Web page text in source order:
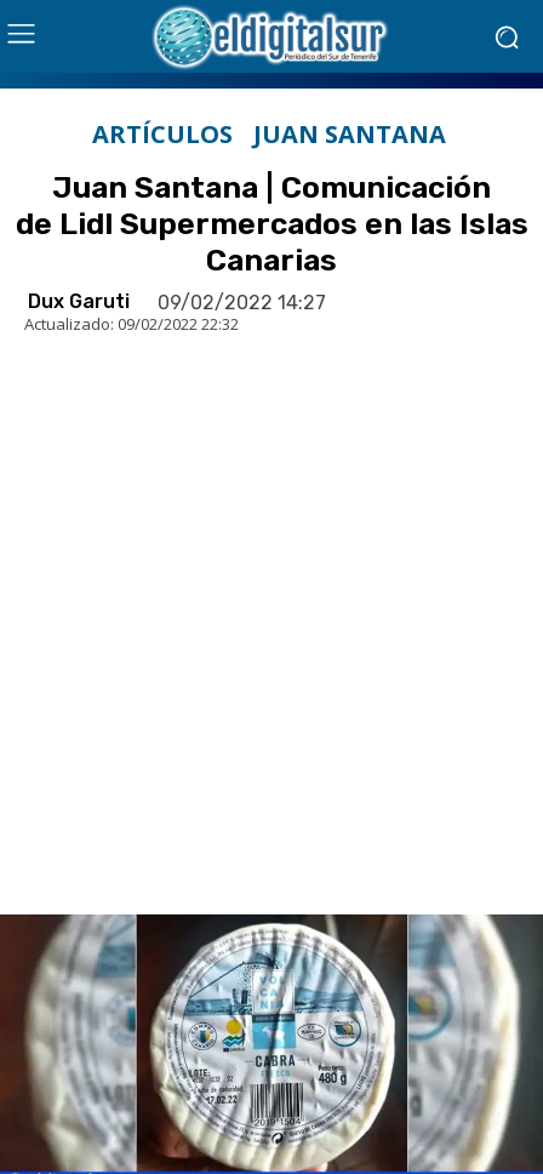
ARTÍCULOS JUAN SANTANA
Juan Santana | Comunicación
de Lidl Supermercados en las Islas
Canarias
Dux Garuti 09/02/2022 14:27
Actualizado: 09/02/2022 22:32